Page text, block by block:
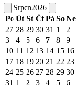
Srpen2026
Po Út St Čt Pá So Ne
27 28 29 30 31 1
2
3
4 5 6 7 8
9
10 11 12 13 14 15 16
17 18 19 20 21 22 23
24 25 26 27 28 29 30
31 1 2 3 4 5 6